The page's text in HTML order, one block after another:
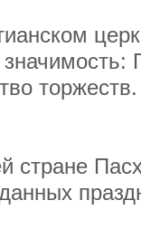
торжеств.
стране